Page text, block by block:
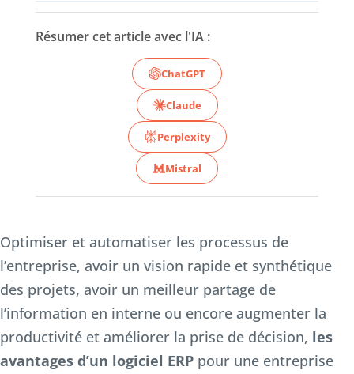
Résumer cet article avec l'IA :
ChatGPT
Claude
Perplexity
Mistral
Optimiser et automatiser les processus de
l’entreprise, avoir un vision rapide et synthétique
des projets, avoir un meilleur partage de
l’information en interne ou encore augmenter la
productivité et améliorer la prise de décision, les
avantages d’un logiciel ERP pour une entreprise